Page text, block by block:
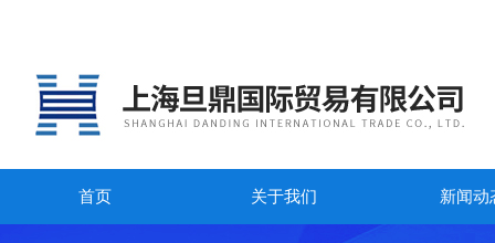
首页 关于我们 新闻动